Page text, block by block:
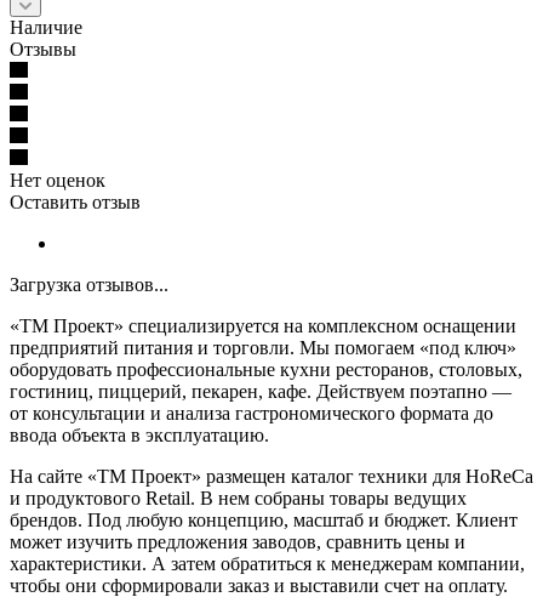
Наличие
Отзывы
Нет оценок
Оставить отзыв
Загрузка отзывов...
«ТМ Проект» специализируется на комплексном оснащении
предприятий питания и торговли. Мы помогаем «под ключ»
оборудовать профессиональные кухни ресторанов, столовых,
гостиниц, пиццерий, пекарен, кафе. Действуем поэтапно —
от консультации и анализа гастрономического формата до
ввода объекта в эксплуатацию.
На сайте «ТМ Проект» размещен каталог техники для HoReCa
и продуктового Retail. В нем собраны товары ведущих
брендов. Под любую концепцию, масштаб и бюджет. Клиент
может изучить предложения заводов, сравнить цены и
характеристики. А затем обратиться к менеджерам компании,
чтобы они сформировали заказ и выставили счет на оплату.